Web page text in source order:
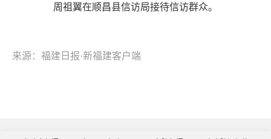
周祖翼在顺昌县信访局接待信访群众。
来源：福建日报·新福建客户端